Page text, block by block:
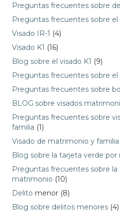
Preguntas frecuentes sobre
Preguntas frecuentes sobre el
Visado IR-1 (4)
Visado K1 (16)
Blog sobre el visado K1 (9)
Preguntas frecuentes sobre el
Preguntas frecuentes sobre
BLOG sobre visados
Preguntas frecuentes sobre
familia (1)
Visado de matrimonio y familia
Blog sobre la tarjeta verde
Preguntas frecuentes sobre
matrimonio (10)
Delito menor (8)
Blog sobre delitos menores (4)